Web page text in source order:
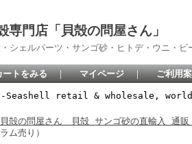
専門店「貝殻の問屋さん」
・シェルパーツ・サンゴ砂・ヒトデ・ウニ・
ートをみる ｜ マイページ ｜ ご利用
retail & wholesale,
貝殻の問屋さん 貝殻 サンゴ砂の直輸入 通
ラム売り）